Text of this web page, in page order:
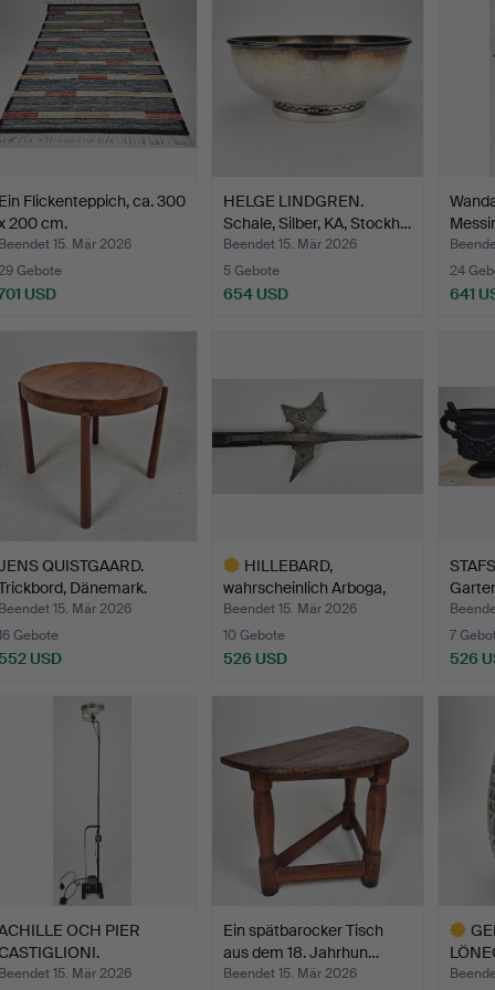
Flickenteppich, ca. 300
200 cm.
15. Mär 2026
Gebote
USD
HELGE LINDGREN.
Schale, Silber, KA, Stockh…
Beendet 15. Mär 2026
5 Gebote
654 USD
STI…
24
641
QUISTGAARD.
Dänemark.
15. Mär 2026
Gebote
USD
HILLEBARD,
wahrscheinlich Arboga,
15./17. …
Beendet 15. Mär 2026
10 Gebote
526 USD
7
526
OCH PIER
15. Mär 2026
Ein spätbarocker Tisch
aus dem 18. Jahrhun…
Beendet 15. Mär 2026